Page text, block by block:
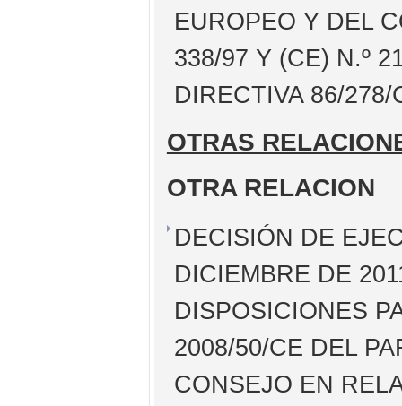
EUROPEO Y DEL
338/97 Y (CE) N.º
DIRECTIVA 86/
OTRAS
OTRA RELACION
DECISIÓN DE
DICIEMBRE DE
DISPOSICIONES
2008/50/CE DEL
CONSEJO EN